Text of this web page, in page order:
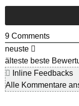
9 Comments
neuste
älteste beste
Inline Feedbacks
Alle Kommentare